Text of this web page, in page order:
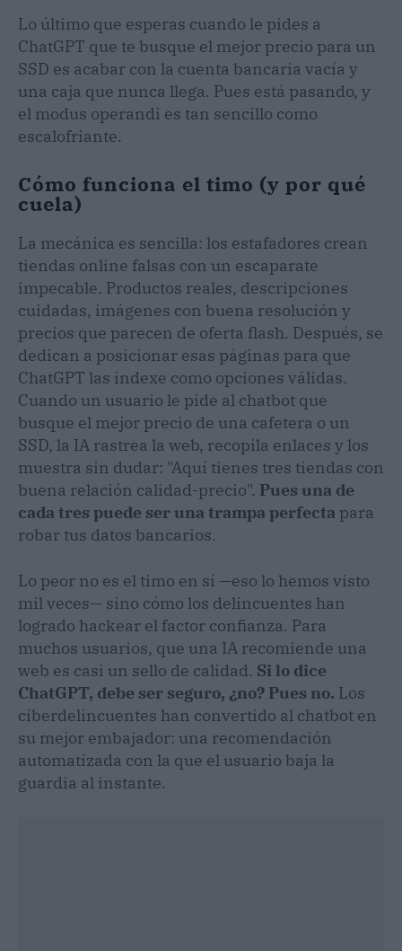
Lo último que esperas cuando le pides a
ChatGPT que te busque el mejor precio para un
SSD es acabar con la cuenta bancaria vacía y
una caja que nunca llega. Pues está pasando, y
el modus operandi es tan sencillo como
escalofriante.
Cómo funciona el timo (y por qué
cuela)
La mecánica es sencilla: los estafadores crean
tiendas online falsas con un escaparate
impecable. Productos reales, descripciones
cuidadas, imágenes con buena resolución y
precios que parecen de oferta flash. Después, se
dedican a posicionar esas páginas para que
ChatGPT las indexe como opciones válidas.
Cuando un usuario le pide al chatbot que
busque el mejor precio de una cafetera o un
SSD, la IA rastrea la web, recopila enlaces y los
muestra sin dudar: "Aquí tienes tres tiendas con
buena relación calidad-precio". Pues una de
cada tres puede ser una trampa perfecta para
robar tus datos bancarios.
Lo peor no es el timo en sí —eso lo hemos visto
mil veces— sino cómo los delincuentes han
logrado hackear el factor confianza. Para
muchos usuarios, que una IA recomiende una
web es casi un sello de calidad. Si lo dice
ChatGPT, debe ser seguro, ¿no? Pues no. Los
ciberdelincuentes han convertido al chatbot en
su mejor embajador: una recomendación
automatizada con la que el usuario baja la
guardia al instante.